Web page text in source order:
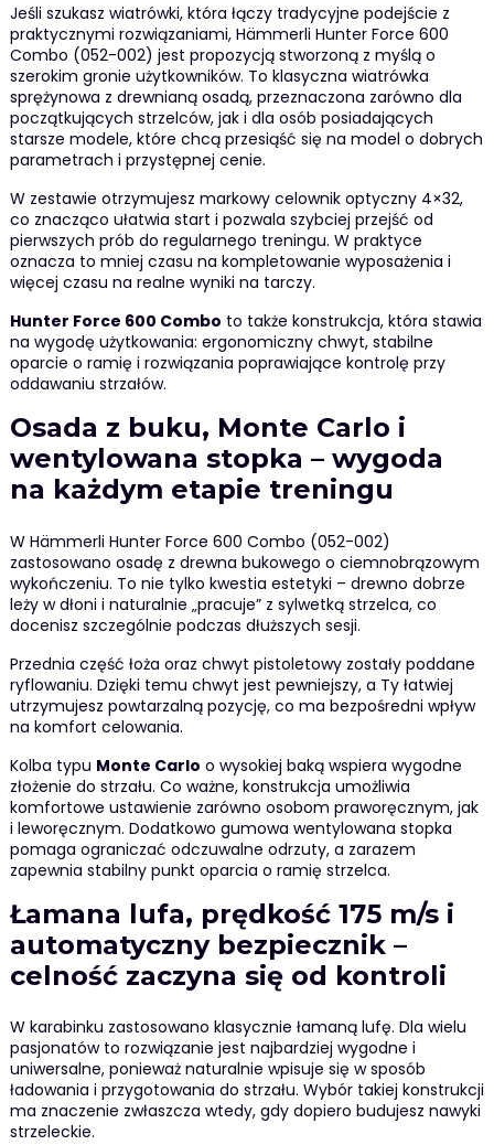
Jeśli szukasz wiatrówki, która łączy tradycyjne podejście z
praktycznymi rozwiązaniami, Hämmerli Hunter Force 600
Combo (052-002) jest propozycją stworzoną z myślą o
szerokim gronie użytkowników. To klasyczna wiatrówka
sprężynowa z drewnianą osadą, przeznaczona zarówno dla
początkujących strzelców, jak i dla osób posiadających
starsze modele, które chcą przesiąść się na model o dobrych
parametrach i przystępnej cenie.
W zestawie otrzymujesz markowy celownik optyczny 4×32,
co znacząco ułatwia start i pozwala szybciej przejść od
pierwszych prób do regularnego treningu. W praktyce
oznacza to mniej czasu na kompletowanie wyposażenia i
więcej czasu na realne wyniki na tarczy.
Hunter Force 600 Combo to także konstrukcja, która stawia
na wygodę użytkowania: ergonomiczny chwyt, stabilne
oparcie o ramię i rozwiązania poprawiające kontrolę przy
oddawaniu strzałów.
Osada z buku, Monte Carlo i
wentylowana stopka – wygoda
na każdym etapie treningu
W Hämmerli Hunter Force 600 Combo (052-002)
zastosowano osadę z drewna bukowego o ciemnobrązowym
wykończeniu. To nie tylko kwestia estetyki – drewno dobrze
leży w dłoni i naturalnie „pracuje” z sylwetką strzelca, co
docenisz szczególnie podczas dłuższych sesji.
Przednia część łoża oraz chwyt pistoletowy zostały poddane
ryflowaniu. Dzięki temu chwyt jest pewniejszy, a Ty łatwiej
utrzymujesz powtarzalną pozycję, co ma bezpośredni wpływ
na komfort celowania.
Kolba typu Monte Carlo o wysokiej baką wspiera wygodne
złożenie do strzału. Co ważne, konstrukcja umożliwia
komfortowe ustawienie zarówno osobom praworęcznym, jak
i leworęcznym. Dodatkowo gumowa wentylowana stopka
pomaga ograniczać odczuwalne odrzuty, a zarazem
zapewnia stabilny punkt oparcia o ramię strzelca.
Łamana lufa, prędkość 175 m/s i
automatyczny bezpiecznik –
celność zaczyna się od kontroli
W karabinku zastosowano klasycznie łamaną lufę. Dla wielu
pasjonatów to rozwiązanie jest najbardziej wygodne i
uniwersalne, ponieważ naturalnie wpisuje się w sposób
ładowania i przygotowania do strzału. Wybór takiej konstrukcji
ma znaczenie zwłaszcza wtedy, gdy dopiero budujesz nawyki
strzeleckie.